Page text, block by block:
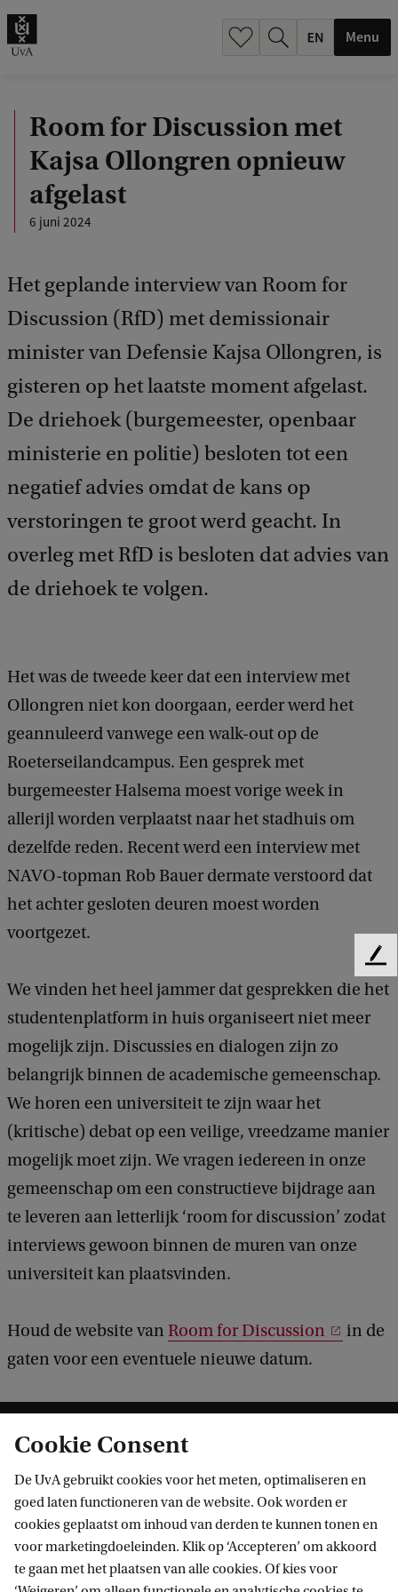
Menu
Room for Discussion met
Kajsa Ollongren opnieuw
afgelast
6 juni 2024
Het geplande interview van Room for
Discussion (RfD) met demissionair
minister van Defensie Kajsa Ollongren, is
gisteren op het laatste moment afgelast.
De driehoek (burgemeester, openbaar
ministerie en politie) besloten tot een
negatief advies omdat de kans op
verstoringen te groot werd geacht. In
overleg met RfD is besloten dat advies van
de driehoek te volgen.
Het was de tweede keer dat een interview met
Ollongren niet kon doorgaan, eerder werd het
geannuleerd vanwege een walk-out op de
Roeterseilandcampus. Een gesprek met
burgemeester Halsema moest vorige week in
allerijl worden verplaatst naar het stadhuis om
dezelfde reden. Recent werd een interview met
NAVO-topman Rob Bauer dermate verstoord dat
het achter gesloten deuren moest worden
voortgezet.
We vinden het heel jammer dat gesprekken die het
studentenplatform in huis organiseert niet meer
mogelijk zijn. Discussies en dialogen zijn zo
belangrijk binnen de academische gemeenschap.
We horen een universiteit te zijn waar het
(kritische) debat op een veilige, vreedzame manier
mogelijk moet zijn. We vragen iedereen in onze
gemeenschap om een constructieve bijdrage aan
te leveren aan letterlijk ‘room for discussion’ zodat
interviews gewoon binnen de muren van onze
universiteit kan plaatsvinden.
Houd de website van Room for Discussion
in de
gaten voor een eventuele nieuwe datum.
Informatie voor
Bachelorstudiekiezers
Cookie Consent
De UvA gebruikt cookies voor het meten, optimaliseren en
goed laten functioneren van de website. Ook worden er
cookies geplaatst om inhoud van derden te kunnen tonen en
voor marketingdoeleinden. Klik op ‘Accepteren’ om akkoord
te gaan met het plaatsen van alle cookies. Of kies voor
F
e
c